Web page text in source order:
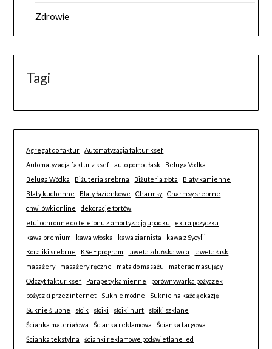
Zdrowie
Tagi
Agregat do faktur
Automatyzacja faktur ksef
Automatyzacja faktur z ksef
auto pomoc łask
Beluga Vodka
Beluga Wódka
Biżuteria srebrna Biżuteria złota
Blaty kamienne
Blaty kuchenne
Blaty łazienkowe Charmsy
Charmsy srebrne
chwilówki online
dekoracje tortów
etui ochronne do telefonu z amortyzacją upadku
extra pozyczka
kawa premium
kawa włoska kawa ziarnista
kawa z Sycylii
Koraliki srebrne
KSeF program laweta zduńska wola
laweta łask
masażery
masażery ręczne mata do masażu
materac masujący
Odczyt faktur ksef
Parapety kamienne
porównywarka pożyczek
pożyczki przez internet
Suknie modne
Suknie na każdą okazję
Suknie ślubne
słoik słoiki słoiki hurt
słoiki szklane
Ścianka materiałowa
Ścianka reklamowa
Ścianka targowa
Ścianka tekstylna
ścianki reklamowe podświetlane led